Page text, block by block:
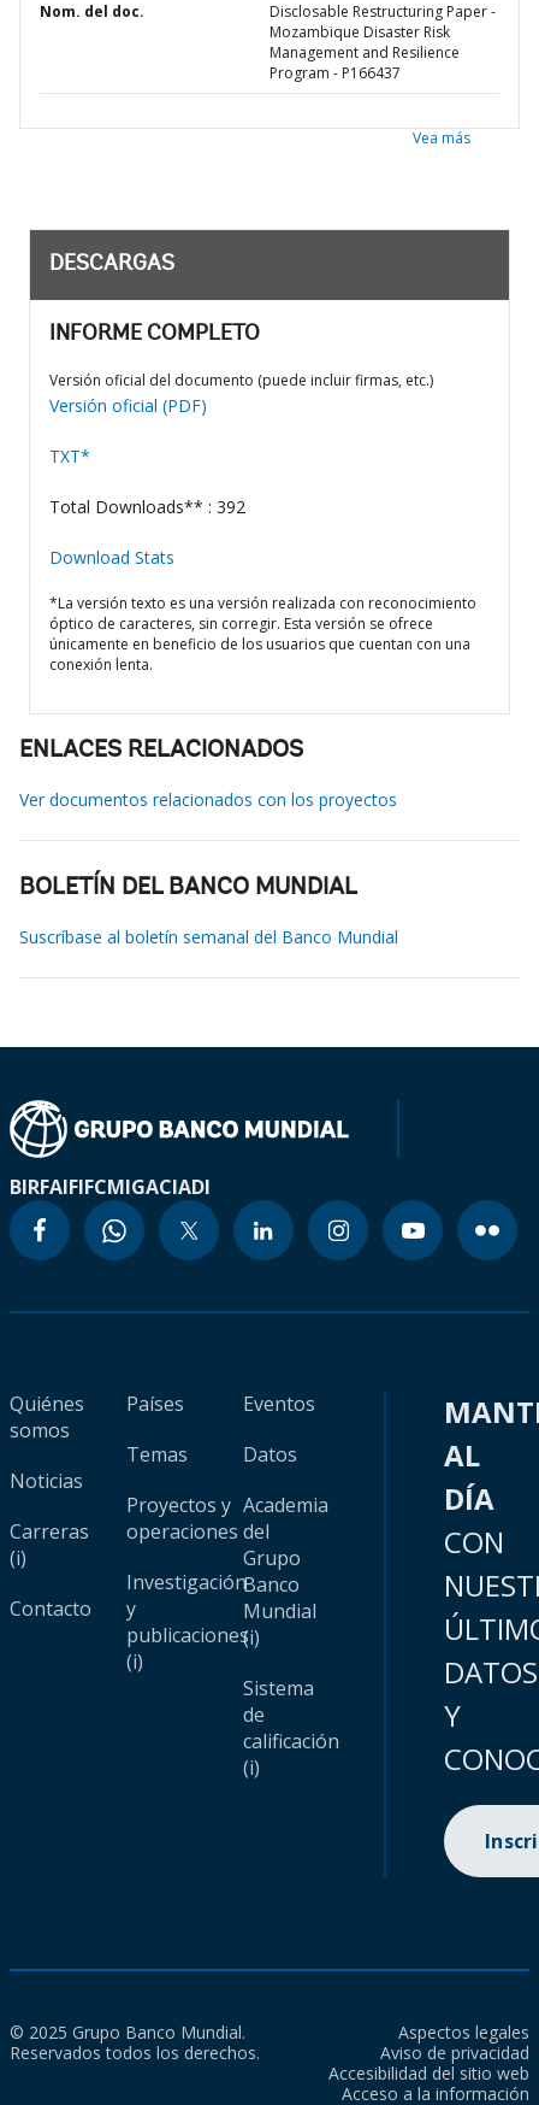
Nom. del doc.
Disclosable Restructuring Paper -
Mozambique Disaster Risk
Management and Resilience
Program - P166437
Vea más
DESCARGAS
INFORME COMPLETO
Versión oficial del documento (puede incluir firmas, etc.)
Versión oficial (PDF)
TXT*
Total Downloads** : 392
Download Stats
*La versión texto es una versión realizada con reconocimiento
óptico de caracteres, sin corregir. Esta versión se ofrece
únicamente en beneficio de los usuarios que cuentan con una
conexión lenta.
ENLACES RELACIONADOS
Ver documentos relacionados con los proyectos
BOLETÍN DEL BANCO MUNDIAL
Suscríbase al boletín semanal del Banco Mundial
BIRFAIFIFCMIGACIADI
Quiénes
somos
Noticias
Carreras
(i)
Contacto
Países
Temas
Proyectos y
operaciones
Investigación
y
publicaciones
(i)
Eventos
Datos
Academia
del
Grupo
Banco
Mundial
(i)
Sistema
de
calificación
(i)
AL
DÍA
CON
DATOS
Y
© 2025 Grupo Banco Mundial.
Reservados todos los derechos.
Aspectos legales
Aviso de privacidad
Accesibilidad del sitio web
Acceso a la información